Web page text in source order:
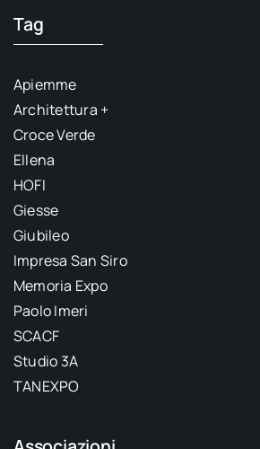
Tag
Apiemme
Architettura +
Croce Verde
Ellena
HOFI
Giesse
Giubileo
Impresa San Siro
Memoria Expo
Paolo Imeri
SCACF
Studio 3A
TANEXPO